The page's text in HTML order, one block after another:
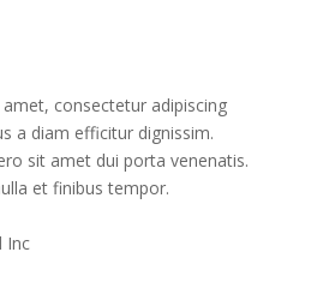
consectetur adipiscing
a diam efficitur dignissim.
sit amet dui porta venenatis.
et finibus tempor.
Inc